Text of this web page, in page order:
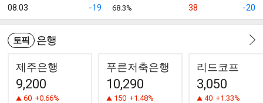
08.03 -19 68.3% 38 -20
토픽 은행
제주은행
9,200
60 +0.66%
푸른저축은행
10,290
150 +1.48%
리드코프
3,050
40 +1.33%